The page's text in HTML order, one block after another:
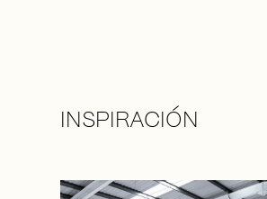
INSPIRACIÓN
Presione para saltar el carrusel